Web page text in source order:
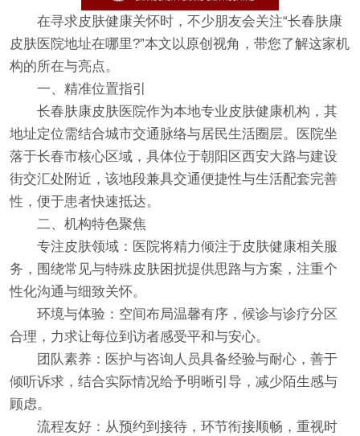
在寻求皮肤健康关怀时，不少朋友会关注“长春肤康
皮肤医院地址在哪里?”本文以原创视角，带您了解这家机
构的所在与亮点。
​一、精准位置指引​
长春肤康皮肤医院作为本地专业皮肤健康机构，其
地址定位需结合城市交通脉络与居民生活圈层。医院坐
落于长春市核心区域，具体位于朝阳区西安大路与建设
街交汇处附近，该地段兼具交通便捷性与生活配套完善
性，便于患者快速抵达。
​二、机构特色聚焦​
​专注皮肤领域​：医院将精力倾注于皮肤健康相关服
务，围绕常见与特殊皮肤困扰提供思路与方案，注重个
性化沟通与细致关怀。
​环境与体验​：空间布局温馨有序，候诊与诊疗分区
合理，力求让每位到访者感受平和与安心。
​团队素养​：医护与咨询人员具备经验与耐心，善于
倾听诉求，结合实际情况给予明晰引导，减少陌生感与
顾虑。
​流程友好​：从预约到接待，环节衔接顺畅，重视时